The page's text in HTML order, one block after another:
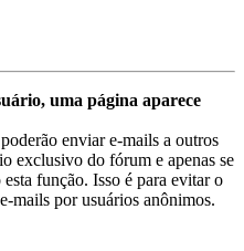
uma página aparece
enviar e-mails a outros
exclusivo do fórum e apenas se
função. Isso é para evitar o
mails por usuários anônimos.